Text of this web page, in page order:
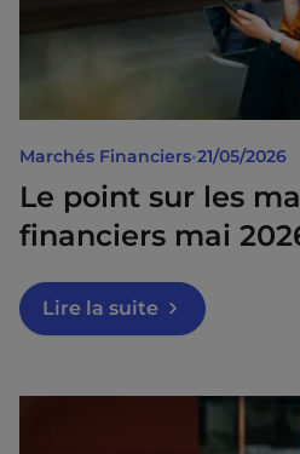
Marchés Financiers•21/05/2026
Le point sur les
financiers mai
Lire la suite